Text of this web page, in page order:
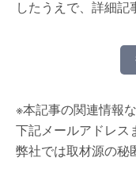
したうえで、詳細記
※本記事の関連情報
下記メールアドレス
弊社では取材源の秘